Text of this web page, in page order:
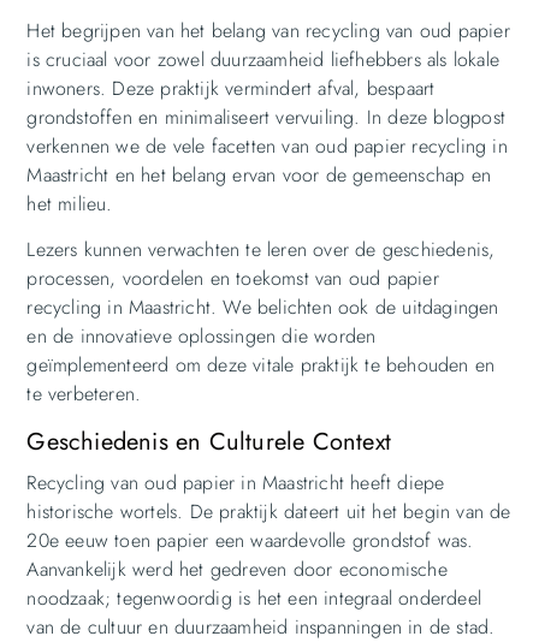
Het begrijpen van het belang van recycling van oud papier
is cruciaal voor zowel duurzaamheid liefhebbers als lokale
inwoners. Deze praktijk vermindert afval, bespaart
grondstoffen en minimaliseert vervuiling. In deze blogpost
verkennen we de vele facetten van oud papier recycling in
Maastricht en het belang ervan voor de gemeenschap en
het milieu.
Lezers kunnen verwachten te leren over de geschiedenis,
processen, voordelen en toekomst van oud papier
recycling in Maastricht. We belichten ook de uitdagingen
en de innovatieve oplossingen die worden
geïmplementeerd om deze vitale praktijk te behouden en
te verbeteren.
Geschiedenis en Culturele Context
Recycling van oud papier in Maastricht heeft diepe
historische wortels. De praktijk dateert uit het begin van de
20e eeuw toen papier een waardevolle grondstof was.
Aanvankelijk werd het gedreven door economische
noodzaak; tegenwoordig is het een integraal onderdeel
van de cultuur en duurzaamheid inspanningen in de stad.